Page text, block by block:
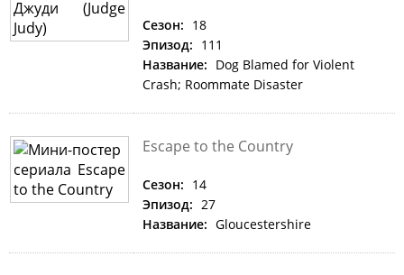
Сезон: 18
Эпизод: 111
Название: Dog Blamed for Violent
Crash; Roommate Disaster
Escape to the Country
Сезон: 14
Эпизод: 27
Название: Gloucestershire